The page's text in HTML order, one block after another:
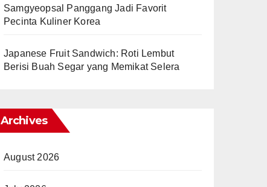
Samgyeopsal Panggang Jadi Favorit
Pecinta Kuliner Korea
Japanese Fruit Sandwich: Roti Lembut
Berisi Buah Segar yang Memikat Selera
Archives
August 2026